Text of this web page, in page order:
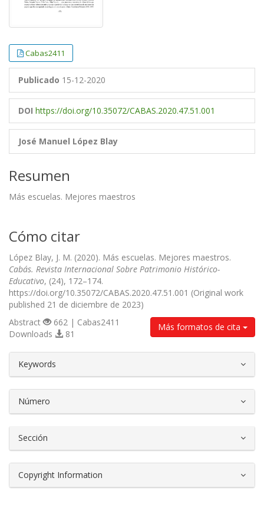
Cabas2411
Publicado 15-12-2020
DOI https://doi.org/10.35072/CABAS.2020.47.51.001
José Manuel López Blay
Resumen
Más escuelas. Mejores maestros
Cómo citar
López Blay, J. M. (2020). Más escuelas. Mejores maestros.
Cabás. Revista Internacional Sobre Patrimonio Histórico-
Educativo, (24), 172–174.
https://doi.org/10.35072/CABAS.2020.47.51.001 (Original work
published 21 de diciembre de 2023)
Más formatos de cita
Abstract
662 | Cabas2411
Downloads
81
Keywords
Número
Sección
Copyright Information